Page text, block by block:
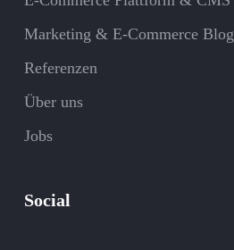
Marketing & E-Commerce Blog
Referenzen
Über uns
Jobs
Social